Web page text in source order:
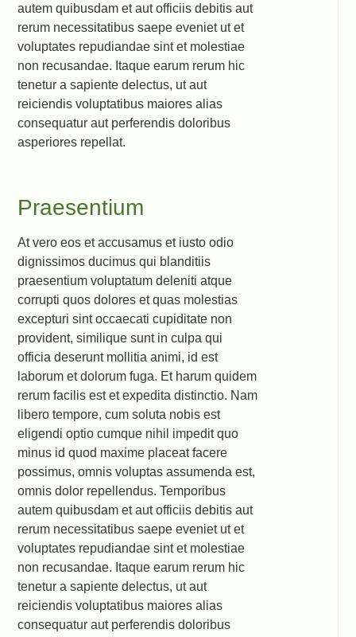
autem quibusdam et aut officiis debitis aut
rerum necessitatibus saepe eveniet ut et
voluptates repudiandae sint et molestiae
non recusandae. Itaque earum rerum hic
tenetur a sapiente delectus, ut aut
reiciendis voluptatibus maiores alias
consequatur aut perferendis doloribus
asperiores repellat.
Praesentium
At vero eos et accusamus et iusto odio
dignissimos ducimus qui blanditiis
praesentium voluptatum deleniti atque
corrupti quos dolores et quas molestias
excepturi sint occaecati cupiditate non
provident, similique sunt in culpa qui
officia deserunt mollitia animi, id est
laborum et dolorum fuga. Et harum quidem
rerum facilis est et expedita distinctio. Nam
libero tempore, cum soluta nobis est
eligendi optio cumque nihil impedit quo
minus id quod maxime placeat facere
possimus, omnis voluptas assumenda est,
omnis dolor repellendus. Temporibus
autem quibusdam et aut officiis debitis aut
rerum necessitatibus saepe eveniet ut et
voluptates repudiandae sint et molestiae
non recusandae. Itaque earum rerum hic
tenetur a sapiente delectus, ut aut
reiciendis voluptatibus maiores alias
consequatur aut perferendis doloribus